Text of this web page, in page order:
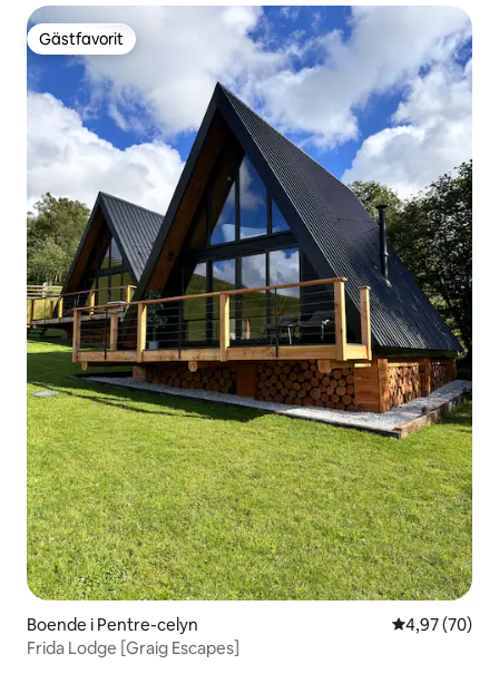
Gästfavorit
Gästfavorit
Boende i Pentre-celyn 4,97 av 5 i
4,97 (70)
Frida Lodge [Graig Escapes]